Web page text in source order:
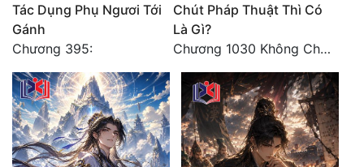
Võng Du
Xuyên Không
Xuyên Nhanh
Xuyên Sách
Xuyên Thư
Tác Dụng Phụ Ngươi Tới
Gánh
Chương 395:
Chút Pháp Thuật Thì Có
Là Gì?
Chương 1030 Không Chi Hoàng Nguyên Đại Hư